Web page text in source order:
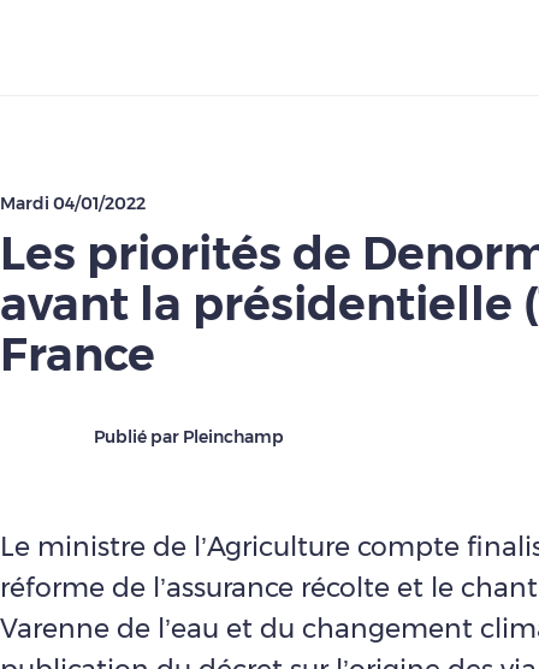
Mardi 04/01/2022
Les priorités de
avant la présidentielle
France
Publié par Pleinchamp
Le ministre de l’Agriculture compte
réforme de l’assurance récolte et le
Varenne de l’eau et du changement